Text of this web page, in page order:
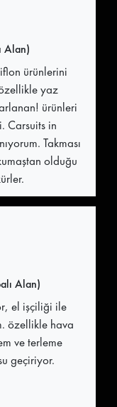
Alan)
ürünlerini
yaz
ürünleri
Carsuits in
Takması
olduğu
Alan)
el işçiliği ile
özellikle hava
ve terleme
geçiriyor.